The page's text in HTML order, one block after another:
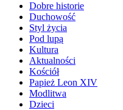
Dobre historie
Duchowość
Styl życia
Pod lupą
Kultura
Aktualności
Kościół
Papież Leon XIV
Modlitwa
Dzieci